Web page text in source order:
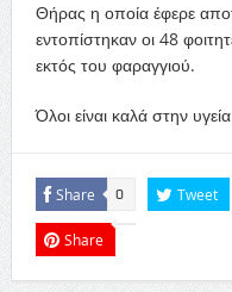
Θήρας η οποία έφερε
εντοπίστηκαν οι 48
εκτός του φαραγγιού.
Όλοι είναι καλά στην
Share 0 Tweet
Share